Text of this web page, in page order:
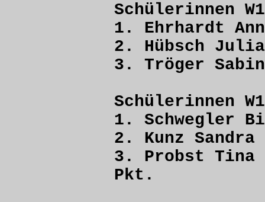
Schülerinnen
1. Ehrhardt
2. Hübsch
3. Tröger
Schülerinnen
1. Schwegler
2. Kunz
3. Probst
Pkt.